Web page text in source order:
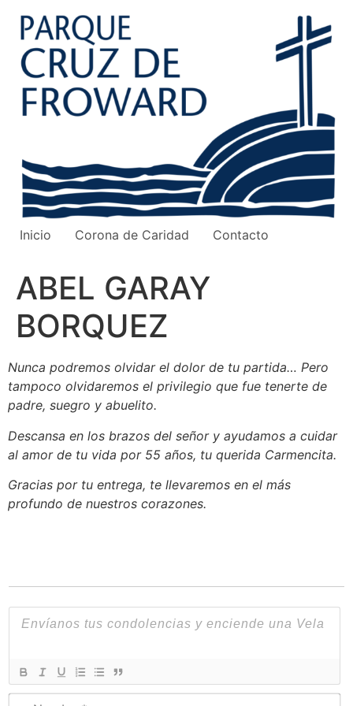
contenido
Inicio Corona de Caridad Contacto
ABEL GARAY
BORQUEZ
Nunca podremos olvidar el dolor de tu partida… Pero
tampoco olvidaremos el privilegio que fue tenerte de
padre, suegro y abuelito.
Descansa en los brazos del señor y ayudamos a cuidar
al amor de tu vida por 55 años, tu querida Carmencita.
Gracias por tu entrega, te llevaremos en el más
profundo de nuestros corazones.